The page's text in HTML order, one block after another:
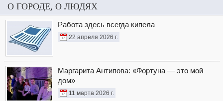
О ГОРОДЕ, О ЛЮДЯХ
Работа здесь всегда кипела
22 апреля 2026 г.
Маргарита Антипова: «Фортуна — это мой
дом»
11 марта 2026 г.